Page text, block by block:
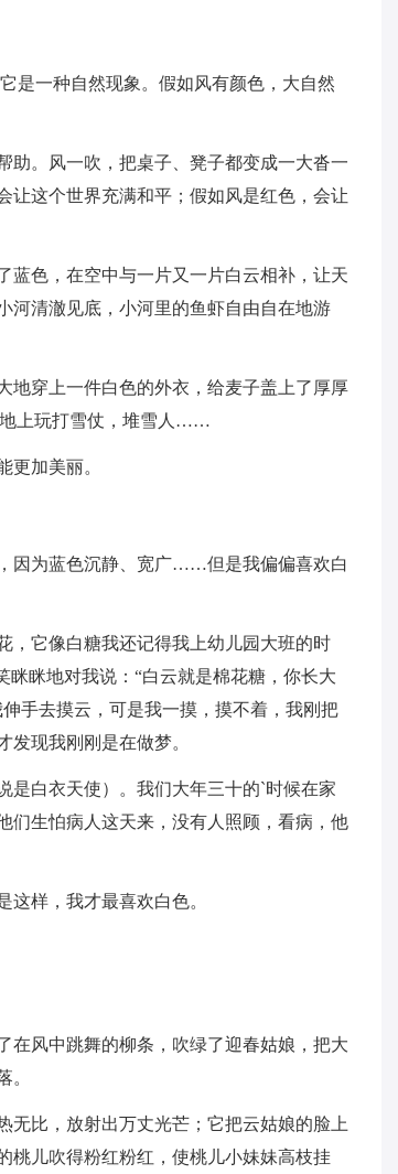
是一种自然现象。假如风有颜色，大自然
助。风一吹，把桌子、凳子都变成一大沓一
让这个世界充满和平；假如风是红色，会让
蓝色，在空中与一片又一片白云相补，让天
河清澈见底，小河里的鱼虾自由自在地游
地穿上一件白色的外衣，给麦子盖上了厚厚
上玩打雪仗，堆雪人……
更加美丽。
因为蓝色沉静、宽广……但是我偏偏喜欢白
，它像白糖我还记得我上幼儿园大班的时
眯眯地对我说：“白云就是棉花糖，你长大
手去摸云，可是我一摸，摸不着，我刚把
现我刚刚是在做梦。
是白衣天使）。我们大年三十的`时候在家
们生怕病人这天来，没有人照顾，看病，他
样，我才最喜欢白色。
在风中跳舞的柳条，吹绿了迎春姑娘，把大
。
无比，放射出万丈光芒；它把云姑娘的脸上
桃儿吹得粉红粉红，使桃儿小妹妹高枝挂